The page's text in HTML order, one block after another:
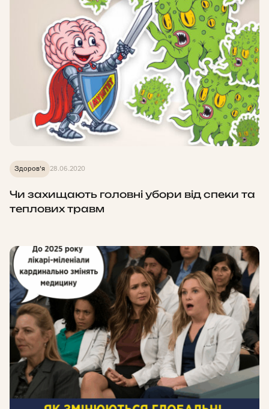
Здоров'я 28.06.2020
Чи захищають головні убори від спеки та
теплових травм